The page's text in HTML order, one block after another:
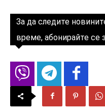
За да следите
време, абонирайте се